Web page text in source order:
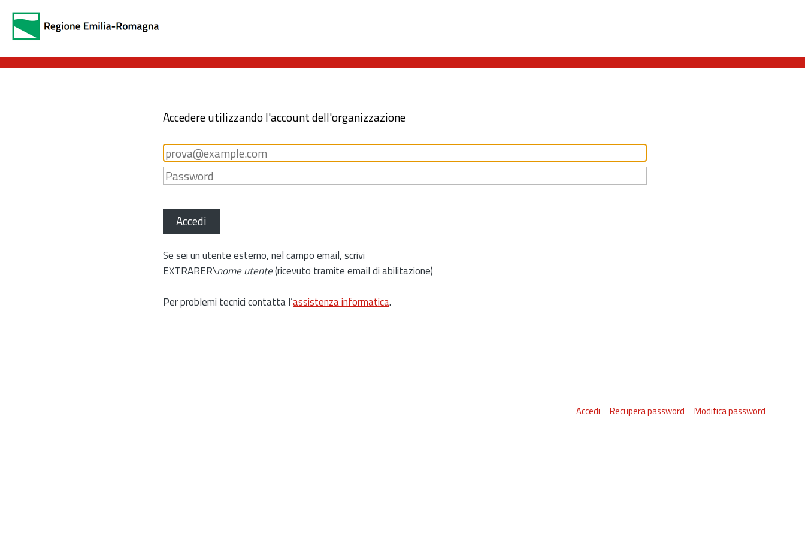
Accedere utilizzando l'account dell'organizzazione
Accedi
Se sei un utente esterno, nel campo email, scrivi
EXTRARER\nome utente(ricevuto tramite email di abilitazione)
Per problemi tecnici contatta l’assistenza informatica.
Accedi Recupera password Modifica password